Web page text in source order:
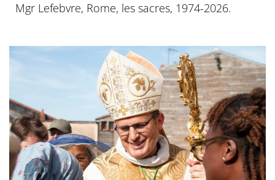
Mgr Lefebvre, Rome, les sacres, 1974-2026.